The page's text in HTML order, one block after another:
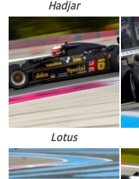
Hadjar
Lotus